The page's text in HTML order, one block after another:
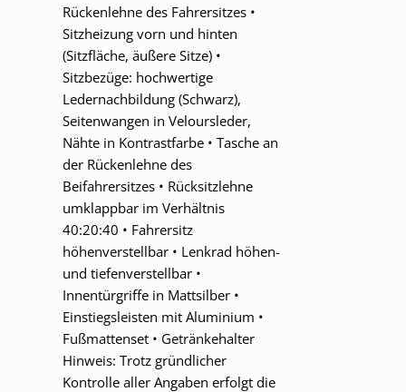
Rückenlehne des Fahrersitzes •
Sitzheizung vorn und hinten
(Sitzfläche, äußere Sitze) •
Sitzbezüge: hochwertige
Ledernachbildung (Schwarz),
Seitenwangen in Veloursleder,
Nähte in Kontrastfarbe • Tasche an
der Rückenlehne des
Beifahrersitzes • Rücksitzlehne
umklappbar im Verhältnis
40:20:40 • Fahrersitz
höhenverstellbar • Lenkrad höhen-
und tiefenverstellbar •
Innentürgriffe in Mattsilber •
Einstiegsleisten mit Aluminium •
Fußmattenset • Getränkehalter
Hinweis: Trotz gründlicher
Kontrolle aller Angaben erfolgt die